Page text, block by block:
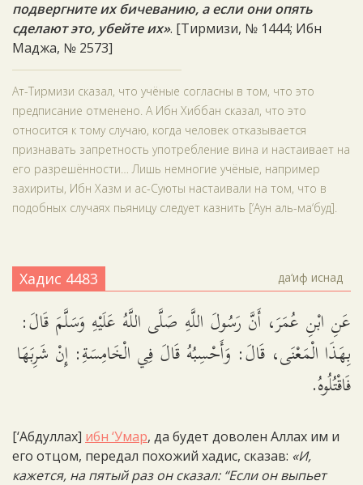
подвергните их бичеванию, а если они опять
сделают это, убейте их». [Тирмизи, № 1444; Ибн
Маджа, № 2573]
Ат-Тирмизи сказал, что учёные согласны в том, что это
предписание отменено. А Ибн Хиббан сказал, что это
относится к тому случаю, когда человек отказывается
признавать запретность употребление вина и настаивает на
его разрешённости… Лишь немногие учёные, например
захириты, Ибн Хазм и ас-Суюты настаивали на том, что в
подобных случаях пьяницу следует казнить [‘Аун аль-ма‘буд].
Хадис 4483 да‘иф иснад
عَنِ ابْنِ عُمَرَ، أَنَّ رَسُولَ اللَّهِ صَلَّى اللَّهُ عَلَيْهِ وَسَلَّمَ قَالَ:
بِهَذَا الْمَعْنَى، قَالَ: وَأَحْسِبُهُ قَالَ فِي الْخَامِسَةِ: إِنْ شَرِبَهَا
فَاقْتُلُوهُ.
[‘Абдуллах] ибн ‘Умар, да будет доволен Аллах им и
его отцом, передал похожий хадис, сказав: «И,
кажется, на пятый раз он сказал: “Если он выпьет